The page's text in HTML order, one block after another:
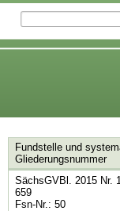
Fundstelle und
Gliederungsnummer
SächsGVBl. 2015 Nr.
659
Fsn-Nr.: 50